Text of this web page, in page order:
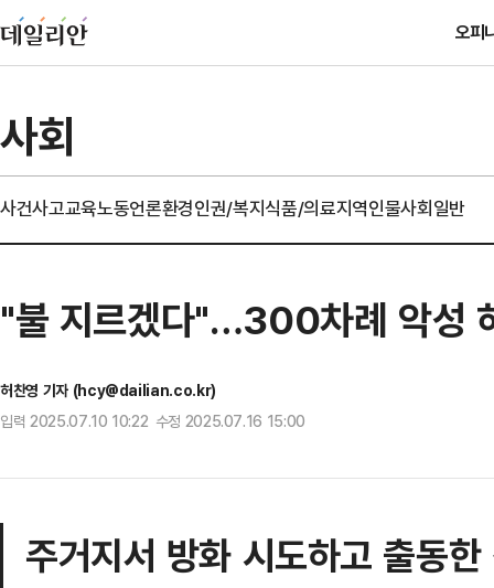
오피
사회
사건사고교육노동언론환경인권/복지식품/의료지역인물사회일반
"불 지르겠다"…300차례 악성
허찬영 기자 (hcy@dailian.co.kr)
입력 2025.07.10 10:22 수정 2025.07.16 15:00
주거지서 방화 시도하고 출동